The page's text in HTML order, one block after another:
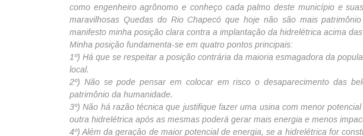
como engenheiro agrônomo e conheço cada palmo deste município e
maravilhosas Quedas do Rio Chapecó que hoje não são mais
manifesto minha posição clara contra a implantação da hidrelétrica acima
Minha posição fundamenta-se em quatro pontos principais:
1º) Há que se respeitar a posição contrária da maioria esmagadora da
local.
2º) Não se pode pensar em colocar em risco o desaparecimento das
patrimônio da humanidade.
3º) Não há razão técnica que justifique fazer uma usina com menor
outra hidrelétrica após as mesmas poderá gerar mais energia e menos
4º) Além da geração de maior potencial de energia, se a hidrelétrica for